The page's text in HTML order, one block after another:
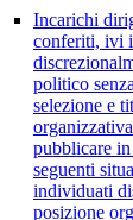
Incarichi
conferiti, ivi
politico
selezione e
pubblicare
seguenti
individuati
posizione